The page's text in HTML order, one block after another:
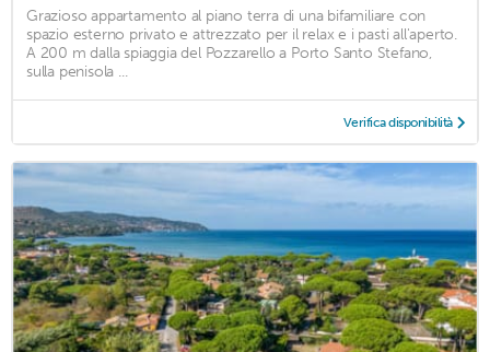
Grazioso appartamento al piano terra di una bifamiliare con
spazio esterno privato e attrezzato per il relax e i pasti all'aperto.
A 200 m dalla spiaggia del Pozzarello a Porto Santo Stefano,
sulla penisola ...
Verifica disponibilità